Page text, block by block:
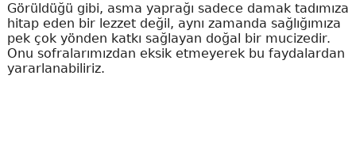
Görüldüğü gibi, asma yaprağı sadece damak tadımıza
hitap eden bir lezzet değil, aynı zamanda sağlığımıza
pek çok yönden katkı sağlayan doğal bir mucizedir.
Onu sofralarımızdan eksik etmeyerek bu faydalardan
yararlanabiliriz.